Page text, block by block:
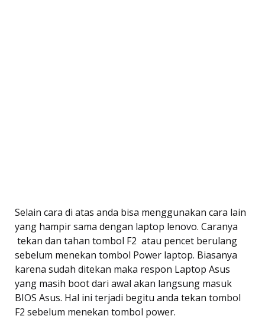
Selain cara di atas anda bisa menggunakan cara lain
yang hampir sama dengan laptop lenovo. Caranya
tekan dan tahan tombol F2 atau pencet berulang
sebelum menekan tombol Power laptop. Biasanya
karena sudah ditekan maka respon Laptop Asus
yang masih boot dari awal akan langsung masuk
BIOS Asus. Hal ini terjadi begitu anda tekan tombol
F2 sebelum menekan tombol power.